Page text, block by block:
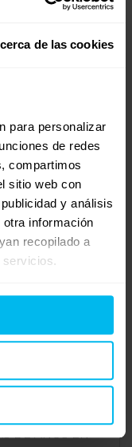
de las cookies
para personalizar
de redes
compartimos
sitio web con
y análisis
información
recopilado a
servicios.
alta, pero merece
#164400
NO.
FIRME Y
DE AÑOS EN